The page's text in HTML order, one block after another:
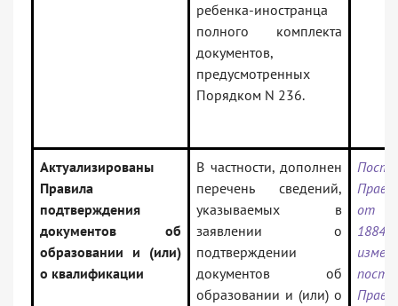
ребенка-иностранца
полного комплекта
документов,
предусмотренных
Порядком N 236.
Актуализированы
Правила
подтверждения
документов об
образовании и (или)
о квалификации
В частности, дополнен
перечень сведений,
указываемых в
заявлении о
подтверждении
документов об
образовании и (или) о
от
1884